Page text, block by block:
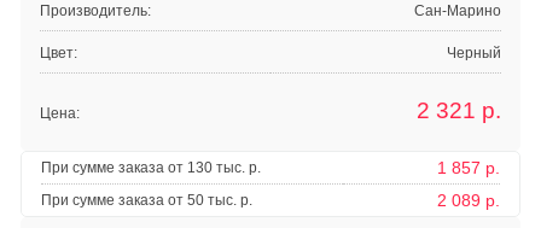
Производитель: Сан-Марино
Цвет: Черный
Цена: 2 321 р.
При сумме заказа от 130 тыс. р. 1 857 р.
При сумме заказа от 50 тыс. р. 2 089 р.